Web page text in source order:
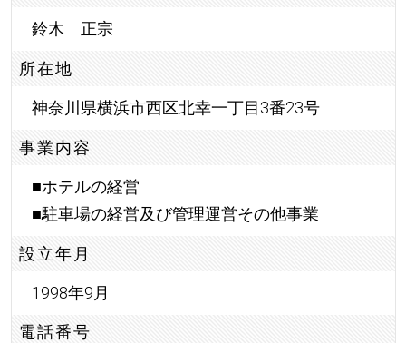
鈴木 正宗
所在地
神奈川県横浜市西区北幸一丁目3番23号
事業内容
■ホテルの経営
■駐車場の経営及び管理運営その他事業
設立年月
1998年9月
電話番号